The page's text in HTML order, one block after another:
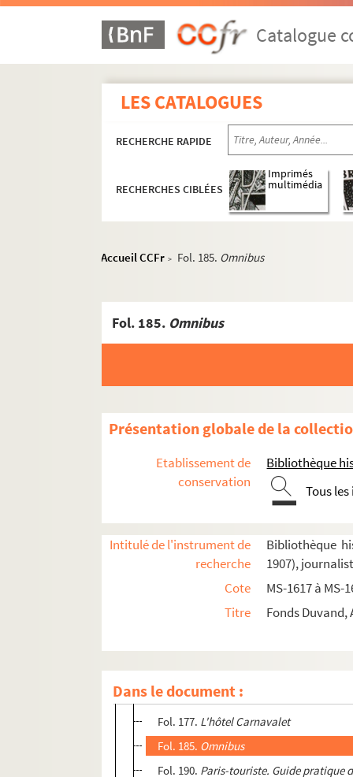
Catalogue
LES CATALOGUES
RECHERCHE RAPIDE
RECHERCHES CIBLÉES
Imprimés
multimédia
Accueil CCFr > Fol. 185. Omnibus
Fol. 185. Omnibus
Présentation globale de la
Etablissement de
conservation
Bibliothèque
Tous
Intitulé de l'instrument de
recherche
Bibliothèque
1907),
Cote
MS-1617 à MS-
Titre
Fonds
Dans le document :
Adrien Duvand.Les filles de Jahel
Articles de Duvand et d'autres auteurs
Notes manuscrites ou journal de Duvand
8-MS-1621(1). Liasse n° 1 : feuillets 1 à
Fol. 149.
Fol. 171.L'amour à Paris
Fol. 177. L'hôtel Carnavalet
Fol. 185. Omnibus
Fol. 190. Paris-touriste. Guide pratique